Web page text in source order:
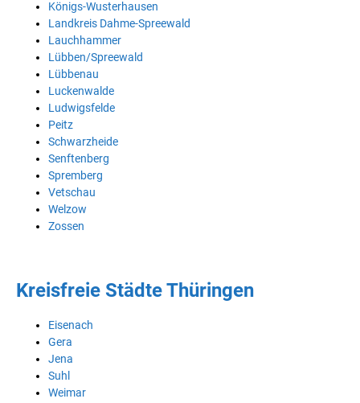
Königs-Wusterhausen
Landkreis Dahme-Spreewald
Lauchhammer
Lübben/Spreewald
Lübbenau
Luckenwalde
Ludwigsfelde
Peitz
Schwarzheide
Senftenberg
Spremberg
Vetschau
Welzow
Zossen
Kreisfreie Städte Thüringen
Eisenach
Gera
Jena
Suhl
Weimar